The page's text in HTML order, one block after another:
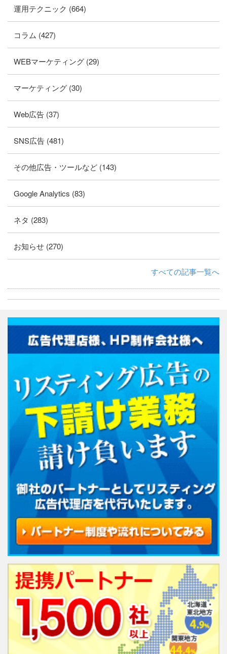
運用テクニック (664)
コラム (427)
WEBマーケティング (29)
マーケティング (30)
Web広告 (37)
SNS広告 (481)
その他広告・ツールなど (143)
Google Analytics (83)
ネタ (283)
お知らせ (270)
すべての記事一覧へ